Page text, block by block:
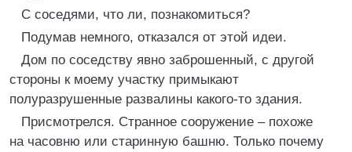
С соседями, что ли, познакомиться?
Подумав немного, отказался от этой идеи.
Дом по соседству явно заброшенный, с другой
стороны к моему участку примыкают
полуразрушенные развалины какого-то здания.
Присмотрелся. Странное сооружение – похоже
на часовню или старинную башню. Только почему